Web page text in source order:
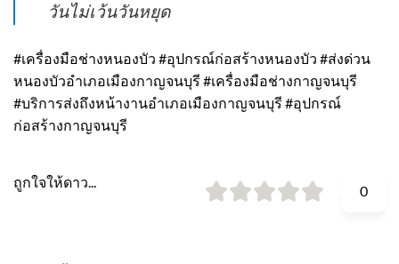
วันไม่เว้นวันหยุด
#เครื่องมือช่างหนองบัว #อุปกรณ์ก่อสร้างหนองบัว #ส่งด่วน
หนองบัวอำเภอเมืองกาญจนบุรี #เครื่องมือช่างกาญจนบุรี
#บริการส่งถึงหน้างานอำเภอเมืองกาญจนบุรี #อุปกรณ์
ก่อสร้างกาญจนบุรี
ถูกใจให้ดาว...
0